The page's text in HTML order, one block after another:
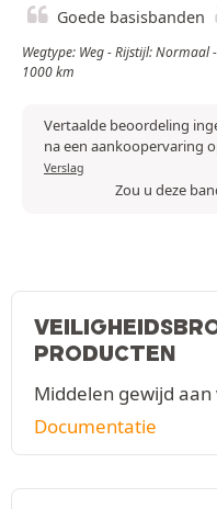
Goede basisbanden
Wegtype: Weg - Rijstijl:
1000 km
Vertaalde beoordeling
na een aankoopervaring
Verslag
Zou u deze
PRODUCTEN
Middelen gewijd
Documentatie